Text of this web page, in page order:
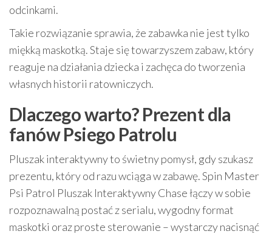
odcinkami.
Takie rozwiązanie sprawia, że zabawka nie jest tylko
miękką maskotką. Staje się towarzyszem zabaw, który
reaguje na działania dziecka i zachęca do tworzenia
własnych historii ratowniczych.
Dlaczego warto? Prezent dla
fanów Psiego Patrolu
Pluszak interaktywny to świetny pomysł, gdy szukasz
prezentu, który od razu wciąga w zabawę. Spin Master
Psi Patrol Pluszak Interaktywny Chase łączy w sobie
rozpoznawalną postać z serialu, wygodny format
maskotki oraz proste sterowanie – wystarczy nacisnąć